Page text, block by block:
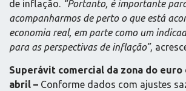
de inflação.
“Portanto, é importante
acompanharmos de perto o que está
economia real, em parte como um
para as perspectivas de inflação”,
Superávit comercial da zona do euro
abril – Conforme dados com ajustes